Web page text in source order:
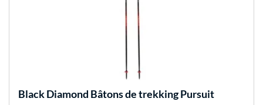
Black Diamond Bâtons de trekking Pursuit